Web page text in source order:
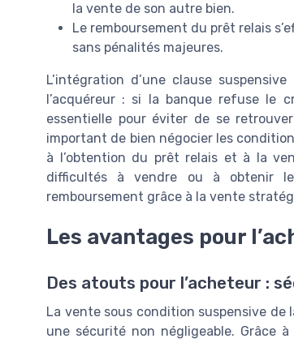
la vente de son autre bien.
Le remboursement du prêt relais
sans pénalités majeures.
L’intégration d’une clause
l’acquéreur : si la banque refuse le
essentielle pour éviter de se
important de bien négocier les
à l’obtention du prêt relais et à la
difficultés à vendre ou à obtenir
remboursement grâce à la vente
Les avantages pour
Des atouts pour l’acheteur :
La vente sous condition suspensive de
une sécurité non négligeable. Grâce